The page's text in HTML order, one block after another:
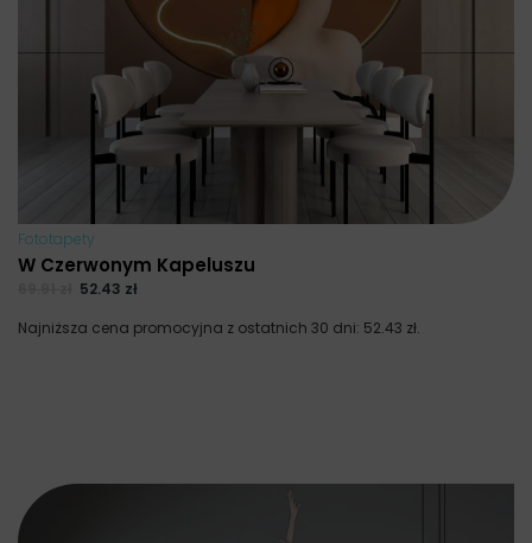
Fototapety
W Czerwonym Kapeluszu
52.43 zł
Najniższa cena promocyjna z ostatnich 30 dni: 52.43 zł.